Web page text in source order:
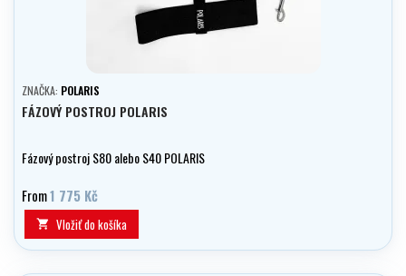
ZNAČKA: POLARIS
FÁZOVÝ POSTROJ POLARIS
Fázový postroj S80 alebo S40 POLARIS
From1 775 Kč
 Vložiť do košíka